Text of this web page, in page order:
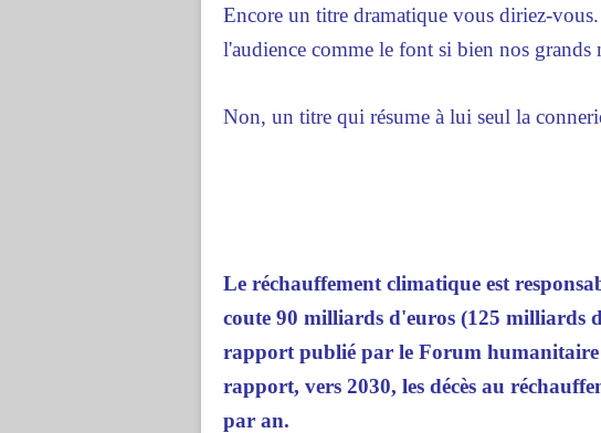
Encore un titre dramatique vous diriez-
l'audience comme le font si bien nos grands
Non, un titre qui résume à lui seul la
Le réchauffement climatique est
coute 90 milliards d'euros (125 milliards
rapport publié par le Forum humanitaire
rapport, vers 2030, les décès au
par an.